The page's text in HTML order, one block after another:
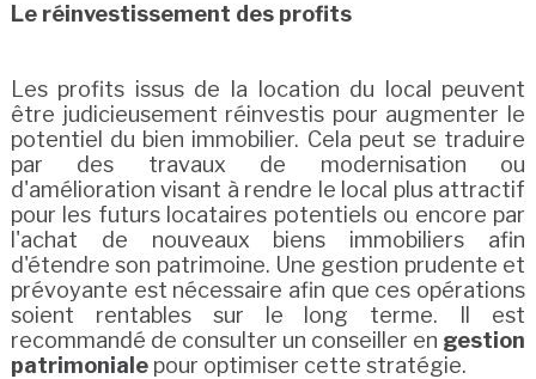
Le réinvestissement des profits
Les profits issus de la location du local peuvent
être judicieusement réinvestis pour augmenter le
potentiel du bien immobilier. Cela peut se traduire
par des travaux de modernisation ou
d'amélioration visant à rendre le local plus attractif
pour les futurs locataires potentiels ou encore par
l'achat de nouveaux biens immobiliers afin
d'étendre son patrimoine. Une gestion prudente et
prévoyante est nécessaire afin que ces opérations
soient rentables sur le long terme. Il est
recommandé de consulter un conseiller en gestion
patrimonialepour optimiser cette stratégie.